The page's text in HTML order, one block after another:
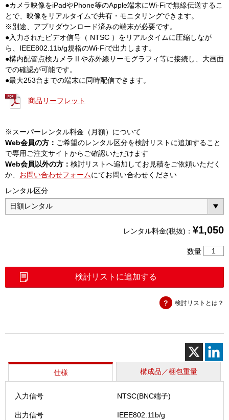
●カメラ映像をiPadやPhone等のApple端末にWi-Fiで無線伝送するこ
とで、映像をリアルタイムで共有・モニタリングできます。
※別途、アプリダウンロード済みの端末が必要です。
●入力されたビデオ信号（ NTSC ）をリアルタイムに圧縮しなが
ら、IEEE802.11b/g規格のWi-Fiで出力します。
●構内配管点検カメラⅡや赤外線サーモグラフィ等に接続し、大画面
での確認が可能です。
●最大253台までの端末に同時配信できます。
商品リーフレット
※スーパーレンタル料金（月額）について
Web会員の方： ご希望のレンタル区分を検討リストに追加すること
で専用ご注文サイトからご確認いただけます
Web会員以外の方： 検討リストへ追加してお見積をご依頼いただく
か、 お問い合わせフォームにてお問い合わせください
レンタル区分
レンタル料金(税抜)： ¥1,050
数量
ト
ス
ミ
ッ
検討リストに追加する
検討リストとは？
仕様 構成品／梱包重量
入力信号 NTSC(BNC端子)
出力信号 IEEE802.11b/g